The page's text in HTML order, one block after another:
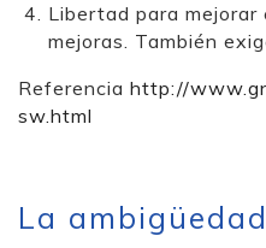
Libertad para mejorar
mejoras. También
Referencia http://
sw.html
La